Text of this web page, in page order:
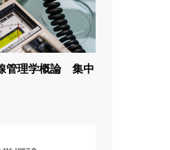
管理学概論 集中